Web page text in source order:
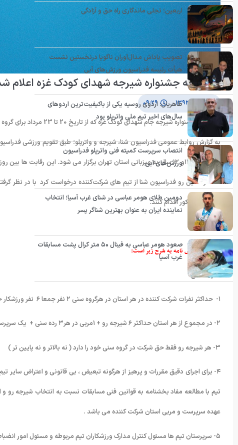
بخشنامه جشنواره شیرجه شهدای کودک غزه اعلام
۶ آبان ۱۳۹۳ ۰۹:۲۹
بخشنامه جشنواره شیرجه جام شهدای کودک غزه که از تاریخ 20 تا 23 مرداد برای گروه های سنی 8 تا 14 سال برگزار می شود، اعلام شد.
شد. از همین رو فدراسیون شنا از تیم های شرکت‌کننده درخواست کرد با در نظر
مسابقات مذکور اقدام کنند.
*مفاد این بخش نامه به شرح زیر است:
 مقررات کلی:
۱- حداکثر نفرات شرکت کننده در هر استان در هرگروه سنی ۲ نفر جمعا ۶ نفر ورزشکار خواهد بود.
۲- در مجموع از هر استان حداکثر ۶ شیرجه رو + ۱مربی در هر۳ رده سنی + یک سرپرست کل و ۱ داور جمعاً ۱۲ نفر می تواند شرکت نمایند .
۳- هر شیرجه رو فقط حق شرکت در گروه سنی خود را دارد ( نه بالاتر و نه پایین تر )
۴- برای اجرای دقیق مقررات و پرهیز از هرگونه تبعیض ، بی قانونی و اعتراض سایر
تیم با مطالعه مفاد بخشنامه به قوانین فنی مسابقات نسبت به انتخاب شیرجه رو
عهده سرپرست و مربی استان شرکت کننده می باشد .
۵- سرپرستان تیم ها مسئول کنترل مدارک ورزشکاران تیم مربوطه و مسئول امور انضباطی و اخلاقی ورزشکاران و رعایت مقررات اردویی ومسابقات می باشند.
اربعین؛ تجلی ماندگاری راه حق و آزادگی
تصویب پاداش مدال‌آوران ناگویا درنخستین نشست
هیأت رئیسه فدراسیون ورزش‌های آبی
طاهریان: اردوی روسیه یکی از باکیفیت‌ترین اردوهای
سال‌های اخیر تیم ملی واترپلو بود
انتصاب سرپرست کمیته فنی واترپلو فدراسیون
ورزش‌های آبی
دومین طلای هومر عباسی در شنای غرب آسیا؛ انتخاب
نماینده ایران به عنوان بهترین شناگر پسر
صعود هومر عباسی به فینال ۵۰ متر کرال پشت مسابقات
غرب آسیا